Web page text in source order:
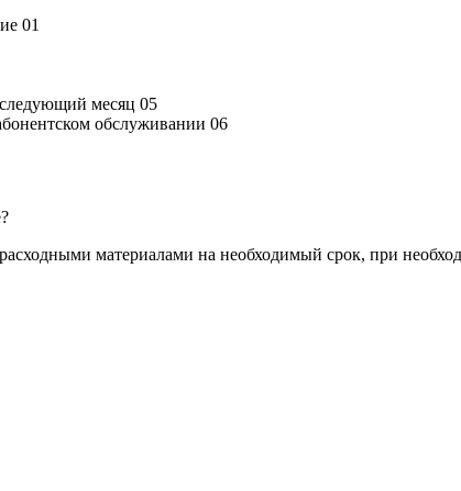
01
месяц 05
обслуживании 06
материалами на необходимый срок, при